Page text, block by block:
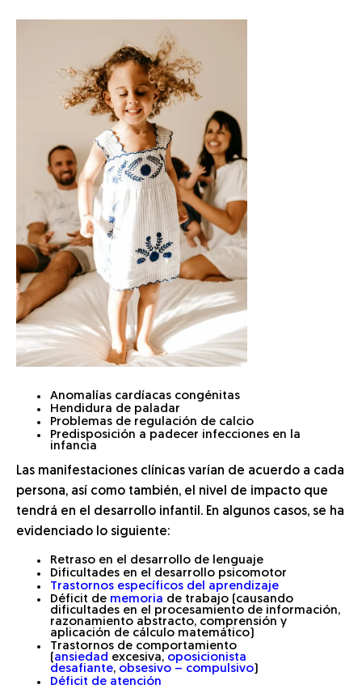
Anomalías cardíacas congénitas
Hendidura de paladar
Problemas de regulación de calcio
Predisposición a padecer infecciones en la
infancia
Las manifestaciones clínicas varían de acuerdo a cada
persona, así como también, el nivel de impacto que
tendrá en el desarrollo infantil. En algunos casos, se ha
evidenciado lo siguiente:
Retraso en el desarrollo de lenguaje
Dificultades en el desarrollo psicomotor
Trastornos específicos del aprendizaje
Déficit de memoria de trabajo (causando
dificultades en el procesamiento de información,
razonamiento abstracto, comprensión y
aplicación de cálculo matemático)
Trastornos de comportamiento
(ansiedad excesiva, oposicionista
desafiante, obsesivo – compulsivo)
Déficit de atención